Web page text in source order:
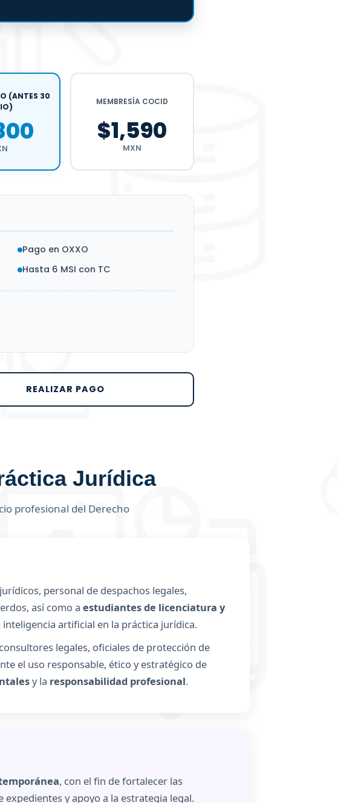
(ANTES 30
MEMBRESÍA COCID
$1,590
MXN
Pago en OXXO
Hasta 6 MSI con TC
REALIZAR PAGO
Jurídica
profesional del Derecho
personal de despachos legales,
así como a estudiantes de licenciatura y
artificial en la práctica jurídica.
legales, oficiales de protección de
el uso responsable, ético y estratégico de
y la responsabilidad profesional.
, con el fin de fortalecer las
y apoyo a la estrategia legal.